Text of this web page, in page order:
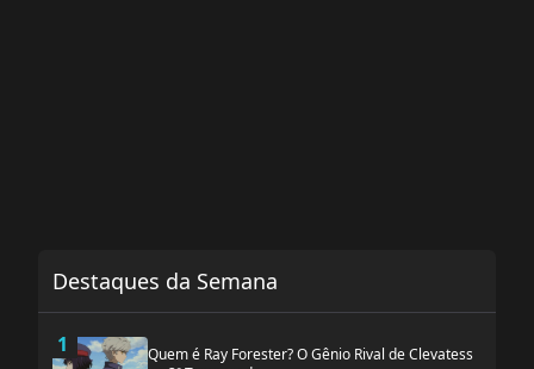
Destaques da Semana
1
Quem é Ray Forester? O Gênio Rival de Clevatess